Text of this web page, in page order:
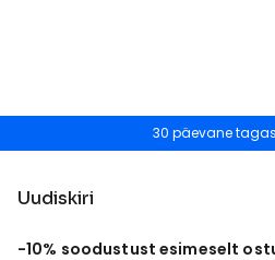
30 päevane
Uudiskiri
-10% soodustust esimeselt